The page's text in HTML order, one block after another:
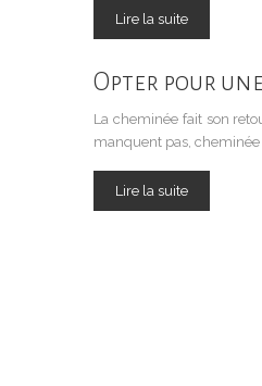
Lire la suite
Opter pour
La cheminée fait son
manquent pas,
Lire la suite